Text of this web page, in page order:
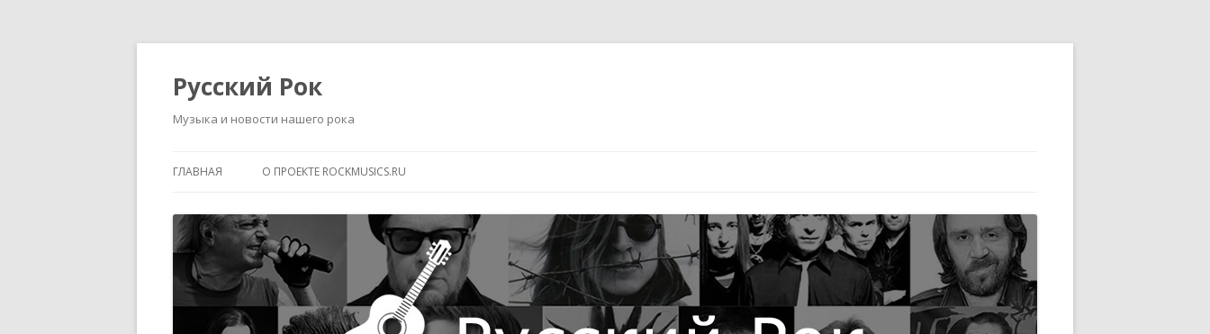
Русский Рок
Музыка и новости нашего рока
ГЛАВНАЯ О ПРОЕКТЕ ROCKMUSICS.RU